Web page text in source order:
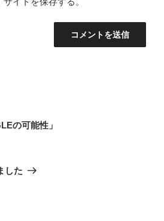
の可能性」
した